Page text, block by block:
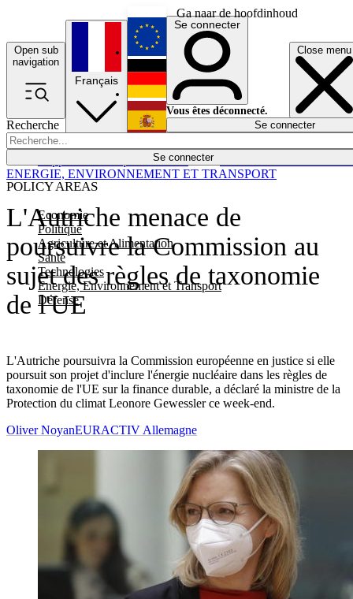
Ga naar de hoofdinhoud
Open sub
navigation
Close menu
Recherche
Se connecter
POLICY AREAS
Economie
Politique
Agriculture et Alimentation
Santé
Technologies
Energie, Environnement et Transport
Défense
Économie
Français
English
Deutsch
Español
Se connecter
Vous êtes déconnecté.
Se connecter
L'Autriche menace de
poursuivre la Commission au
sujet des règles de taxonomie
de l'UE
L'Autriche poursuivra la Commission européenne en justice si elle
poursuit son projet d'inclure l'énergie nucléaire dans les règles de
taxonomie de l'UE sur la finance durable, a déclaré la ministre de la
Protection du climat Leonore Gewessler ce week-end.
ENERGIE, ENVIRONNEMENT ET TRANSPORT
Oliver NoyanEURACTIV Allemagne